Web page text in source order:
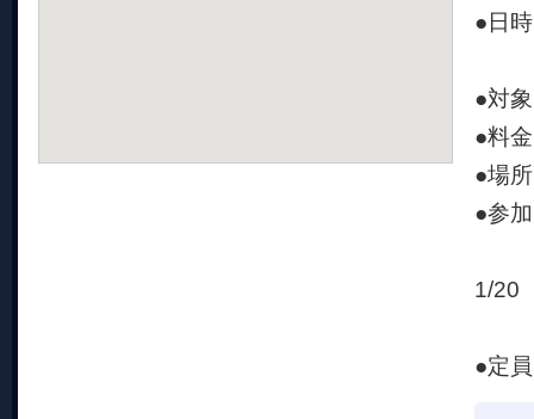
●日
●対
●料
●場
●参
1/20
●定